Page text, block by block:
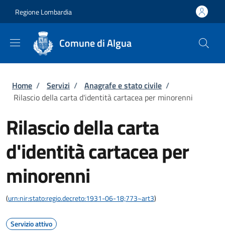
Regione Lombardia
Comune di Algua
Briciole di pane
Home / Servizi / Anagrafe e stato civile /
Rilascio della carta d'identità cartacea per minorenni
Rilascio della carta
d'identità cartacea per
minorenni
(urn:nir:stato:regio.decreto:1931-06-18;773~art3)
Servizio attivo